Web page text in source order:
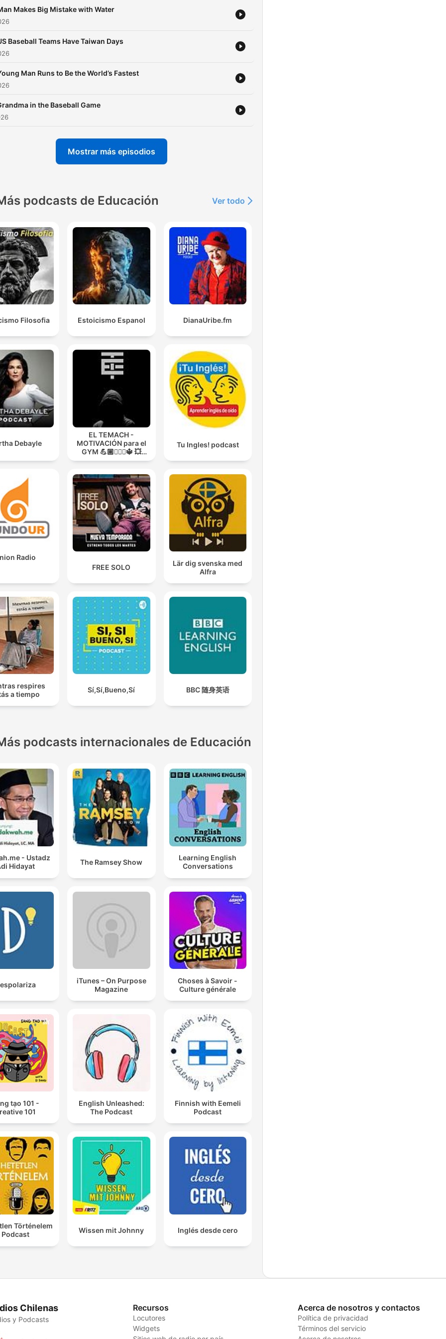
Makes Big Mistake with Water
Baseball Teams Have Taiwan Days
Man Runs to Be the World’s Fastest
in the Baseball Game
Mostrar más episodios
podcasts de Educación Ver todo
Filosofia Estoicismo Espanol DianaUribe.fm
Debayle
EL TEMACH -
MOTIVACIÓN para el
GYM 💪🏼🏋🏻‍♀🔱 💥
MODO GUERRA💥
Tu Ingles! podcast
Radio
FREE SOLO
Lär dig svenska med
Alfra
respires
a tiempo
Sí,Sí,Bueno,Sí BBC 随身英语
podcasts internacionales de Educación
- Ustadz
Hidayat
The Ramsey Show
Learning English
Conversations
iTunes – On Purpose
Magazine
Choses à Savoir -
Culture générale
tạo 101 -
101
English Unleashed:
The Podcast
Finnish with Eemeli
Podcast
Történelem
Podcast
Wissen mit Johnny Inglés desde cero
Chilenas
y Podcasts
Recursos
Locutores
Widgets
Acerca de nosotros y contactos
Política de privacidad
Términos del servicio